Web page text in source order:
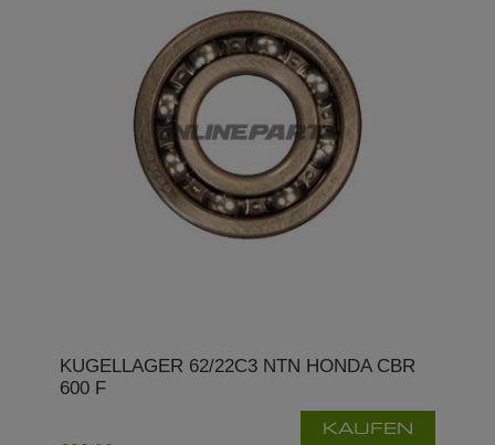
KUGELLAGER 62/22C3 NTN HONDA CBR
600 F
KAUFEN